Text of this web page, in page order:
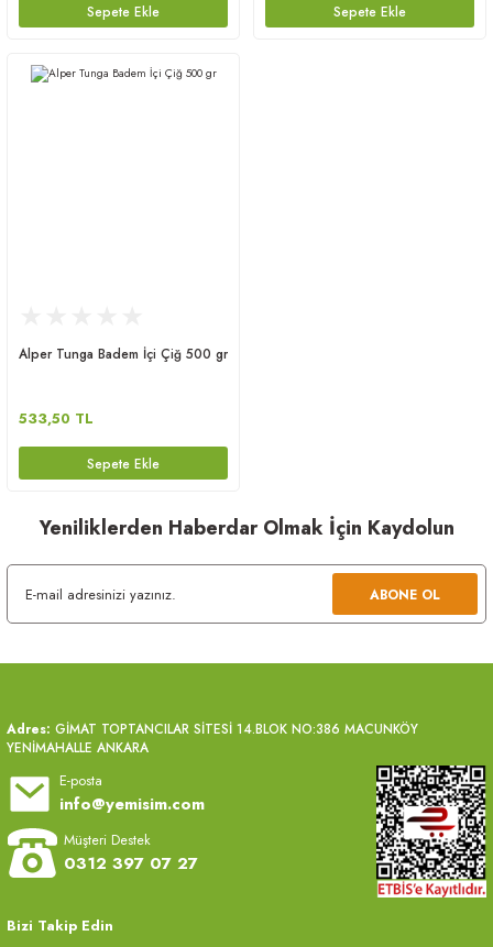
Sepete Ekle Sepete Ekle
Alper Tunga Badem İçi Çiğ 500 gr
533,50 TL
Sepete Ekle
Yeniliklerden Haberdar Olmak İçin Kaydolun
ABONE OL
Adres: GİMAT TOPTANCILAR SİTESİ 14.BLOK NO:386 MACUNKÖY
YENİMAHALLE ANKARA
E-posta
info@yemisim.com
Müşteri Destek
0312 397 07 27
Bizi Takip Edin